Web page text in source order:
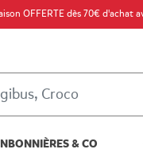
OFFERTE dès 70€ d'achat
& CO